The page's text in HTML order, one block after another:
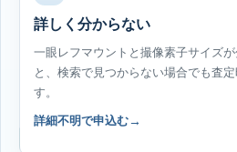
詳しく分からない
一眼レフマウントと撮像素子サイズ
と、検索で見つからない場合でも査
す。
詳細不明で申込む